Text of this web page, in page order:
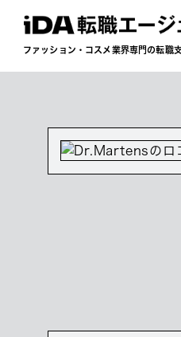
ファッション・コスメ業界専門の転職